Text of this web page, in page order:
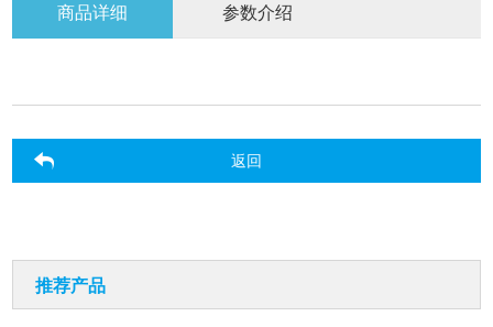
商品详细 参数介绍
返回
推荐产品